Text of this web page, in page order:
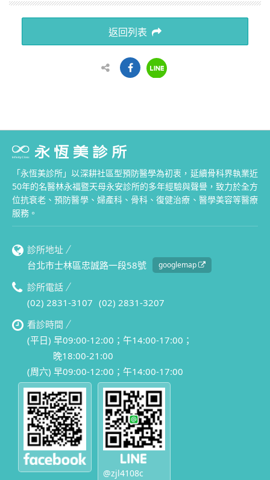
返回列表
「永恆美診所」以深耕社區型預防醫學為初衷，延續骨科界執業近
50年的名醫林永福暨天母永安診所的多年經驗與聲譽，致力於全方
位抗衰老、預防醫學、婦產科、骨科、復健治療、醫學美容等醫療
服務。
診所地址
台北市士林區忠誠路一段58號
googlemap
診所電話
(02) 2831-3107 (02) 2831-3207
看診時間
(平日) 早09:00-12:00；午14:00-17:00；
晚18:00-21:00
(周六) 早09:00-12:00；午14:00-17:00
@zjl4108c